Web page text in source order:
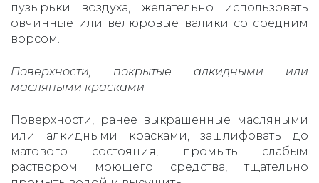
пузырьки воздуха, желательно использовать
овчинные или велюровые валики со средним
ворсом.
Поверхности, покрытые алкидными или
масляными красками
Поверхности, ранее выкрашенные масляными
или алкидными красками, зашлифовать до
матового состояния, промыть слабым
раствором моющего средства, тщательно